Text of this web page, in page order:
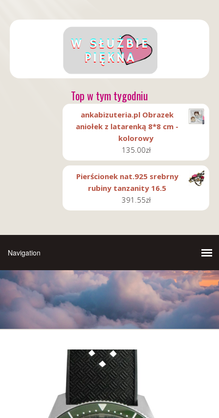
Top w tym tygodniu
ankabizuteria.pl Obrazek
aniołek z latarenką 8*8 cm -
kolorowy
135.00zł
Pierścionek nat.925 srebrny
rubiny tanzanity 16.5
391.55zł